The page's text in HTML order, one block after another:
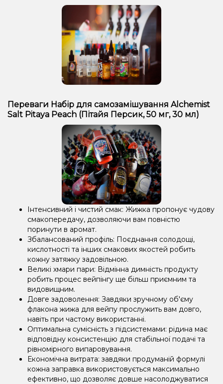
Переваги Набір для самозамішування Alchemist
Salt Pitaya Peach (Пітайя Персик, 50 мг, 30 мл)
Інтенсивний і чистий смак: Жижка пропонує чудову
смакопередачу, дозволяючи вам повністю
поринути в аромат.
Збалансований профіль: Поєднання солодощі,
кислотності та інших смакових якостей робить
кожну затяжку задовільною.
Великі хмари пари: Відмінна димність продукту
робить процес вейпінгу ще більш приємним та
видовищним.
Довге задоволення: Завдяки зручному об'єму
флакона жижа для вейпу прослужить вам довго,
навіть при частому використанні.
Оптимальна сумісність з підсистемами: рідина має
відповідну консистенцію для стабільної подачі та
рівномірного випаровування.
Економічна витрата: завдяки продуманій формулі
кожна заправка використовується максимально
ефективно, що дозволяє довше насолоджуватися